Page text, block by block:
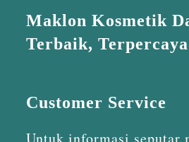
Maklon Kosmetik
Terbaik, Terpercaya
Customer Service
Untuk informasi seputar